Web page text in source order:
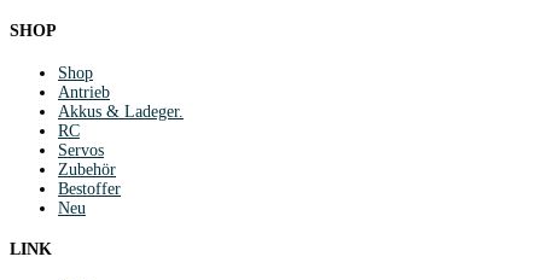
SHOP
Shop
Antrieb
Akkus & Ladeger.
RC
Servos
Zubehör
Bestoffer
Neu
LINK